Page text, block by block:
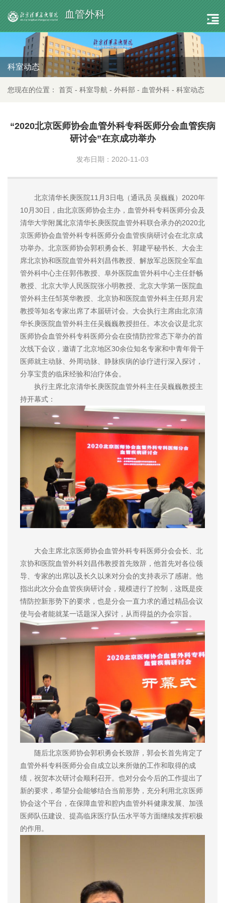
血管外科
科室动态
您现在的位置： 首页 - 科室导航 - 外科部 - 血管外科 - 科室动态
“2020北京医师协会血管外科专科医师分会血管疾病
研讨会”在京成功举办
发布日期：2020-11-03
北京清华长庚医院11月3日电（通讯员 吴巍巍）2020年
10月30日，由北京医师协会主办，血管外科专科医师分会及
清华大学附属北京清华长庚医院血管外科联合承办的2020北
京医师协会血管外科专科医师分会血管疾病研讨会在北京成
功举办。北京医师协会郭积勇会长、郭建平秘书长、大会主
席北京协和医院血管外科刘昌伟教授、解放军总医院全军血
管外科中心主任郭伟教授、阜外医院血管外科中心主任舒畅
教授、北京大学人民医院张小明教授、北京大学第一医院血
管外科主任邹英华教授、北京协和医院血管外科主任郑月宏
教授等知名专家出席了本届研讨会。大会执行主席由北京清
华长庚医院血管外科主任吴巍巍教授担任。本次会议是北京
医师协会血管外科专科医师分会在疫情防控常态下举办的首
次线下会议，邀请了北京地区30余位知名专家和中青年骨干
医师就主动脉、外周动脉、静脉疾病的诊疗进行深入探讨，
分享宝贵的临床经验和治疗体会。
执行主席北京清华长庚医院血管外科主任吴巍巍教授主
持开幕式：
大会主席北京医师协会血管外科专科医师分会会长、北
京协和医院血管外科刘昌伟教授首先致辞，他首先对各位领
导、专家的出席以及长久以来对分会的支持表示了感谢。他
指出此次分会血管疾病研讨会，规模进行了控制，这既是疫
情防控新形势下的要求，也是分会一直力求的通过精品会议
使与会者能就某一话题深入探讨，从而得益的办会宗旨。
随后北京医师协会郭积勇会长致辞，郭会长首先肯定了
血管外科专科医师分会自成立以来所做的工作和取得的成
绩，祝贺本次研讨会顺利召开。也对分会今后的工作提出了
新的要求，希望分会能够结合当前形势，充分利用北京医师
协会这个平台，在保障血管和腔内血管外科健康发展、加强
医师队伍建设、提高临床医疗队伍水平等方面继续发挥积极
的作用。